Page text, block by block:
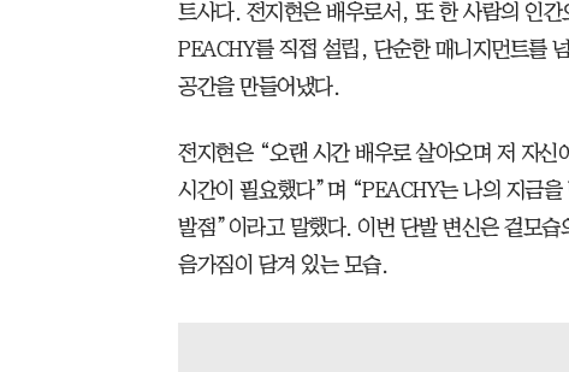
트사다. 전지현은 배우로서, 또 한 사람의 인
PEACHY를 직접 설립, 단순한 매니지먼트를
공간을 만들어냈다.
전지현은 “오랜 시간 배우로 살아오며 저 자
시간이 필요했다”며 “PEACHY는 나의 지금
발점”이라고 말했다. 이번 단발 변신은 겉모
음가짐이 담겨 있는 모습.